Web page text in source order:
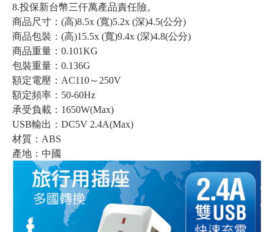
8.投保新台幣三仟萬產品責任險。
商品尺寸：(高)8.5x (寬)5.2x (深)4.5(公分)
商品包裝：(高)15.5x (寬)9.4x (深)4.8(公分)
商品重量：0.101KG
包裝重量：0.136G
額定電壓：AC110～250V
額定頻率：50-60Hz
承受負載：1650W(Max)
USB輸出：DC5V 2.4A(Max)
材質：ABS
產地：中國